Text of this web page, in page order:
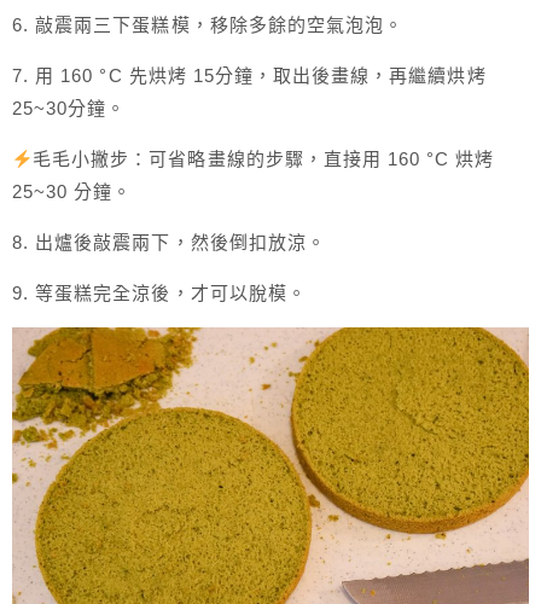
6. 敲震兩三下蛋糕模，移除多餘的空氣泡泡。
7. 用 160 °C 先烘烤 15分鐘，取出後畫線，再繼續烘烤
25~30分鐘。
毛毛小撇步：可省略畫線的步驟，直接用 160 °C 烘烤
25~30 分鐘。
8. 出爐後敲震兩下，然後倒扣放涼。
9. 等蛋糕完全涼後，才可以脫模。